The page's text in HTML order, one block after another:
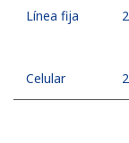
Línea fija
Celular